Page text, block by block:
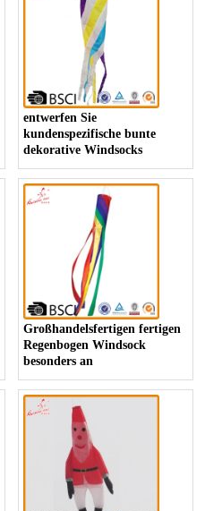
entwerfen Sie
kundenspezifische bunte
dekorative Windsocks
Großhandelsfertigen fertigen
Regenbogen Windsock
besonders an